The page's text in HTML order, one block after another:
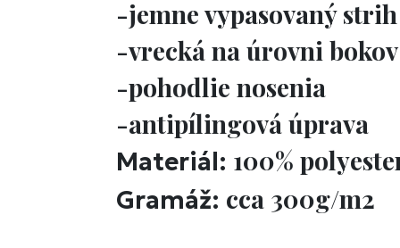
-jemne vypasovaný strih
-vrecká na úrovni
-pohodlie nosenia
-antipílingová úprava
Materiál: 100%
Gramáž: cca 300g/m2